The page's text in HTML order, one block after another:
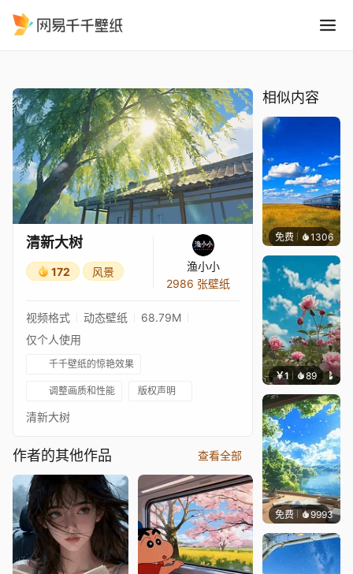
清新大树
172 风景
渔小小
2986 张壁纸
视频格式 动态壁纸
68.79M
仅个人使用
千千壁纸的惊艳效果
调整画质和性能 版权声明
清新大树
作者的其他作品 查看全部
相似内容
免费 1306叮叮
￥1 89 叮叮
免费 9993叮叮